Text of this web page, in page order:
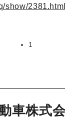
show/2381.html
1
車株式